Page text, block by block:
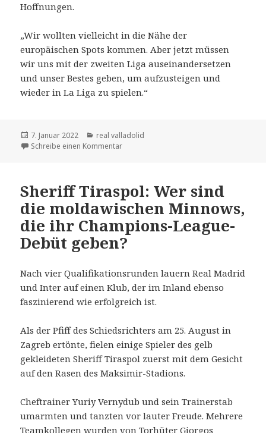
Hoffnungen.
„Wir wollten vielleicht in die Nähe der
europäischen Spots kommen. Aber jetzt müssen
wir uns mit der zweiten Liga auseinandersetzen
und unser Bestes geben, um aufzusteigen und
wieder in La Liga zu spielen.“
Veröffentlicht
am
7. Januar 2022 Kategorien
real valladolid
Schreibe einen Kommentarzu Janko von Real Valladolid verrät,
Sheriff Tiraspol: Wer sind
die moldawischen Minnows,
die ihr Champions-League-
Debüt geben?
Nach vier Qualifikationsrunden lauern Real Madrid
und Inter auf einen Klub, der im Inland ebenso
faszinierend wie erfolgreich ist.
Als der Pfiff des Schiedsrichters am 25. August in
Zagreb ertönte, fielen einige Spieler des gelb
gekleideten Sheriff Tiraspol zuerst mit dem Gesicht
auf den Rasen des Maksimir-Stadions.
Cheftrainer Yuriy Vernydub und sein Trainerstab
umarmten und tanzten vor lauter Freude. Mehrere
Teamkollegen wurden von Torhüter Giorgos